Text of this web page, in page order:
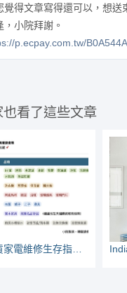
覺得文章寫得還可以，想送
，小院拜謝。
p.ecpay.com.tw/B0A544A
也看了這些文章
水貨家電維修生存指南：看哪些家電較常壞